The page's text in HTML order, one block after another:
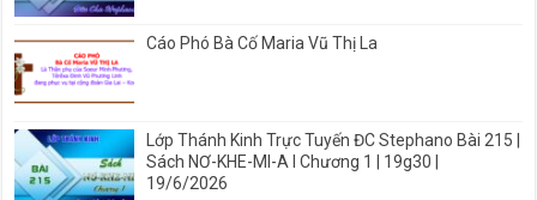
Cáo Phó Bà Cố Maria Vũ Thị La
Lớp Thánh Kinh Trực Tuyến ĐC Stephano Bài 215 |
Sách NƠ-KHE-MI-A I Chương 1 | 19g30 |
19/6/2026